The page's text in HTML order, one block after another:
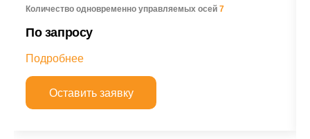
Количество одновременно управляемых осей 7
По запросу
Подробнее
Оставить заявку